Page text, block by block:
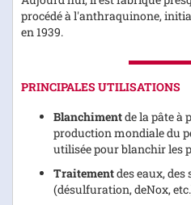
procédé à l'anthraquinone,
en 1939.
PRINCIPALES UTILISATIONS
Blanchimentde la pâte à
production mondiale du
utilisée pour blanchir les
Traitementdes eaux, des
(désulfuration, deNox,